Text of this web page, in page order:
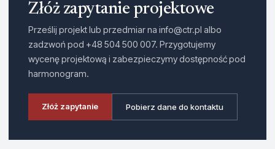
Złóż zapytanie projektowe
Prześlij projekt lub przedmiar na info@ctr.pl albo
zadzwoń pod +48 504 500 007. Przygotujemy
wycenę projektową i zabezpieczymy dostępność pod
harmonogram.
Złóż zapytanie Pobierz dane do kontaktu